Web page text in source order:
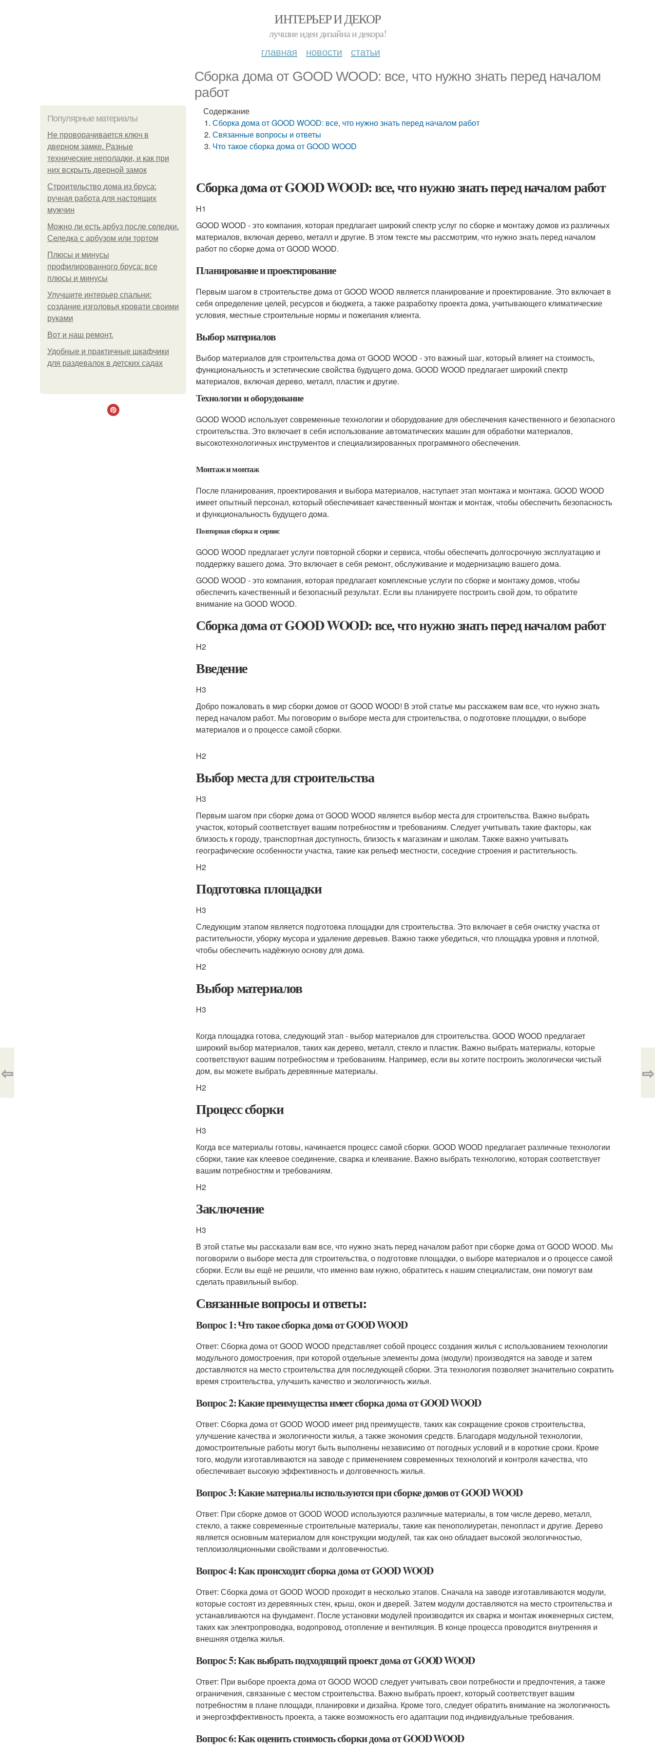
ИНТЕРЬЕР И ДЕКОР
лучшие идеи дизайна и декора!
главная новости статьи
Сборка дома от GOOD WOOD: все, что нужно знать перед началом
работ
Популярные материалы
Не проворачивается ключ в
дверном замке. Разные
технические неполадки, и как при
них вскрыть дверной замок
Строительство дома из бруса:
ручная работа для настоящих
мужчин
Можно ли есть арбуз после селедки.
Селедка с арбузом или тортом
Плюсы и минусы
профилированного бруса: все
плюсы и минусы
Улучшите интерьер спальни:
создание изголовья кровати своими
руками
Boт и наш ремoнт.
Удобные и практичные шкафчики
для раздевалок в детских садах
Содержание
Сборка дома от GOOD WOOD: все, что нужно знать перед началом работ
Связанные вопросы и ответы
Что такое сборка дома от GOOD WOOD
Сборка дома от GOOD WOOD: все, что нужно знать перед началом работ
H1
GOOD WOOD - это компания, которая предлагает широкий спектр услуг по сборке и монтажу домов из различных
материалов, включая дерево, металл и другие. В этом тексте мы рассмотрим, что нужно знать перед началом
работ по сборке дома от GOOD WOOD.
Планирование и проектирование
Первым шагом в строительстве дома от GOOD WOOD является планирование и проектирование. Это включает в
себя определение целей, ресурсов и бюджета, а также разработку проекта дома, учитывающего климатические
условия, местные строительные нормы и пожелания клиента.
Выбор материалов
Выбор материалов для строительства дома от GOOD WOOD - это важный шаг, который влияет на стоимость,
функциональность и эстетические свойства будущего дома. GOOD WOOD предлагает широкий спектр
материалов, включая дерево, металл, пластик и другие.
Технологии и оборудование
GOOD WOOD использует современные технологии и оборудование для обеспечения качественного и безопасного
строительства. Это включает в себя использование автоматических машин для обработки материалов,
высокотехнологичных инструментов и специализированных программного обеспечения.
Монтаж и монтаж
После планирования, проектирования и выбора материалов, наступает этап монтажа и монтажа. GOOD WOOD
имеет опытный персонал, который обеспечивает качественный монтаж и монтаж, чтобы обеспечить безопасность
и функциональность будущего дома.
Повторная сборка и сервис
GOOD WOOD предлагает услуги повторной сборки и сервиса, чтобы обеспечить долгосрочную эксплуатацию и
поддержку вашего дома. Это включает в себя ремонт, обслуживание и модернизацию вашего дома.
GOOD WOOD - это компания, которая предлагает комплексные услуги по сборке и монтажу домов, чтобы
обеспечить качественный и безопасный результат. Если вы планируете построить свой дом, то обратите
внимание на GOOD WOOD.
Сборка дома от GOOD WOOD: все, что нужно знать перед началом работ
H2
Введение
H3
Добро пожаловать в мир сборки домов от GOOD WOOD! В этой статье мы расскажем вам все, что нужно знать
перед началом работ. Мы поговорим о выборе места для строительства, о подготовке площадки, о выборе
материалов и о процессе самой сборки.
H2
Выбор места для строительства
H3
Первым шагом при сборке дома от GOOD WOOD является выбор места для строительства. Важно выбрать
участок, который соответствует вашим потребностям и требованиям. Следует учитывать такие факторы, как
близость к городу, транспортная доступность, близость к магазинам и школам. Также важно учитывать
географические особенности участка, такие как рельеф местности, соседние строения и растительность.
H2
Подготовка площадки
H3
Следующим этапом является подготовка площадки для строительства. Это включает в себя очистку участка от
растительности, уборку мусора и удаление деревьев. Важно также убедиться, что площадка уровня и плотной,
чтобы обеспечить надёжную основу для дома.
H2
Выбор материалов
H3
Когда площадка готова, следующий этап - выбор материалов для строительства. GOOD WOOD предлагает
широкий выбор материалов, таких как дерево, металл, стекло и пластик. Важно выбрать материалы, которые
соответствуют вашим потребностям и требованиям. Например, если вы хотите построить экологически чистый
дом, вы можете выбрать деревянные материалы.
H2
Процесс сборки
H3
Когда все материалы готовы, начинается процесс самой сборки. GOOD WOOD предлагает различные технологии
сборки, такие как клеевое соединение, сварка и клеивание. Важно выбрать технологию, которая соответствует
вашим потребностям и требованиям.
H2
Заключение
H3
В этой статье мы рассказали вам все, что нужно знать перед началом работ при сборке дома от GOOD WOOD. Мы
поговорили о выборе места для строительства, о подготовке площадки, о выборе материалов и о процессе самой
сборки. Если вы ещё не решили, что именно вам нужно, обратитесь к нашим специалистам, они помогут вам
сделать правильный выбор.
Связанные вопросы и ответы:
Вопрос 1: Что такое сборка дома от GOOD WOOD
Ответ: Сборка дома от GOOD WOOD представляет собой процесс создания жилья с использованием технологии
модульного домостроения, при которой отдельные элементы дома (модули) производятся на заводе и затем
доставляются на место строительства для последующей сборки. Эта технология позволяет значительно сократить
время строительства, улучшить качество и экологичность жилья.
Вопрос 2: Какие преимущества имеет сборка дома от GOOD WOOD
Ответ: Сборка дома от GOOD WOOD имеет ряд преимуществ, таких как сокращение сроков строительства,
улучшение качества и экологичности жилья, а также экономия средств. Благодаря модульной технологии,
домостроительные работы могут быть выполнены независимо от погодных условий и в короткие сроки. Кроме
того, модули изготавливаются на заводе с применением современных технологий и контроля качества, что
обеспечивает высокую эффективность и долговечность жилья.
Вопрос 3: Какие материалы используются при сборке домов от GOOD WOOD
Ответ: При сборке домов от GOOD WOOD используются различные материалы, в том числе дерево, металл,
стекло, а также современные строительные материалы, такие как пенополиуретан, пенопласт и другие. Дерево
является основным материалом для конструкции модулей, так как оно обладает высокой экологичностью,
теплоизоляционными свойствами и долговечностью.
Вопрос 4: Как происходит сборка дома от GOOD WOOD
Ответ: Сборка дома от GOOD WOOD проходит в несколько этапов. Сначала на заводе изготавливаются модули,
которые состоят из деревянных стен, крыш, окон и дверей. Затем модули доставляются на место строительства и
устанавливаются на фундамент. После установки модулей производится их сварка и монтаж инженерных систем,
таких как электропроводка, водопровод, отопление и вентиляция. В конце процесса проводится внутренняя и
внешняя отделка жилья.
Вопрос 5: Как выбрать подходящий проект дома от GOOD WOOD
Ответ: При выборе проекта дома от GOOD WOOD следует учитывать свои потребности и предпочтения, а также
ограничения, связанные с местом строительства. Важно выбрать проект, который соответствует вашим
потребностям в плане площади, планировки и дизайна. Кроме того, следует обратить внимание на экологичность
и энергоэффективность проекта, а также возможность его адаптации под индивидуальные требования.
Вопрос 6: Как оценить стоимость сборки дома от GOOD WOOD
⇦ ⇨